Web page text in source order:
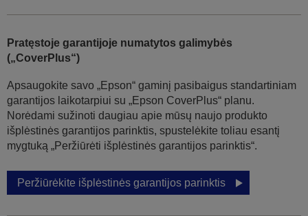
Pratęstoje garantijoje numatytos galimybės
(„CoverPlus“)
Apsaugokite savo „Epson“ gaminį pasibaigus standartiniam
garantijos laikotarpiui su „Epson CoverPlus“ planu.
Norėdami sužinoti daugiau apie mūsų naujo produkto
išplėstinės garantijos parinktis, spustelėkite toliau esantį
mygtuką „Peržiūrėti išplėstinės garantijos parinktis“.
Peržiūrėkite išplėstinės garantijos parinktis